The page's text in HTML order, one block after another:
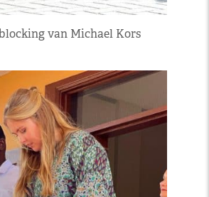
van Michael Kors